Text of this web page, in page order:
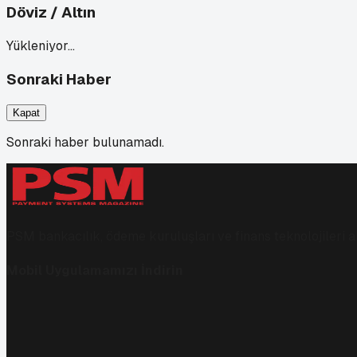
Döviz / Altın
Yükleniyor…
Sonraki Haber
Kapat
Sonraki haber bulunamadı.